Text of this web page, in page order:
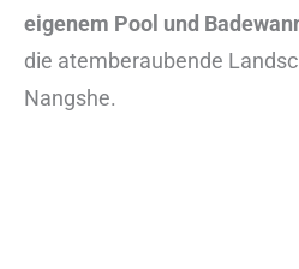
eigenem Pool und
die atemberaubende
Nangshe.